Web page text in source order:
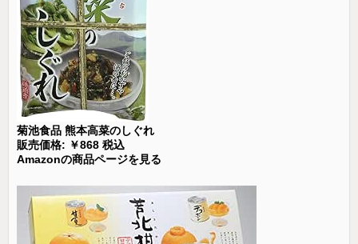
菊池食品 熊本高菜のしぐれ
販売価格: ￥868 税込
Amazonの商品ページを見る